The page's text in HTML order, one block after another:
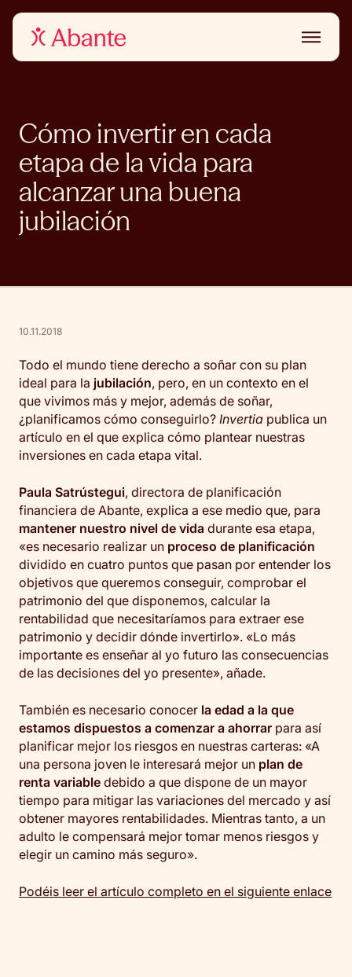
Cómo invertir en cada
etapa de la vida para
alcanzar una buena
jubilación
10.11.2018
Todo el mundo tiene derecho a soñar con su plan
ideal para la jubilación, pero, en un contexto en el
que vivimos más y mejor, además de soñar,
¿planificamos cómo conseguirlo? Invertia publica un
artículo en el que explica cómo plantear nuestras
inversiones en cada etapa vital.
Paula Satrústegui, directora de planificación
financiera de Abante, explica a ese medio que, para
mantener nuestro nivel de vida durante esa etapa,
«es necesario realizar un proceso de planificación
dividido en cuatro puntos que pasan por entender los
objetivos que queremos conseguir, comprobar el
patrimonio del que disponemos, calcular la
rentabilidad que necesitaríamos para extraer ese
patrimonio y decidir dónde invertirlo». «Lo más
importante es enseñar al yo futuro las consecuencias
de las decisiones del yo presente», añade.
También es necesario conocer la edad a la que
estamos dispuestos a comenzar a ahorrar para así
planificar mejor los riesgos en nuestras carteras: «A
una persona joven le interesará mejor un plan de
renta variable debido a que dispone de un mayor
tiempo para mitigar las variaciones del mercado y así
obtener mayores rentabilidades. Mientras tanto, a un
adulto le compensará mejor tomar menos riesgos y
elegir un camino más seguro».
Podéis leer el artículo completo en el siguiente enlace